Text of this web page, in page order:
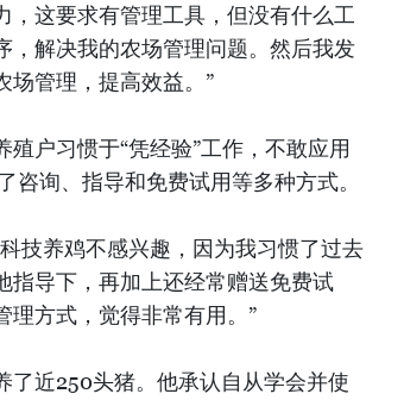
这要求有管理工具，但没有什么工
，解决我的农场管理问题。然后我发
场管理，提高效益。”
户习惯于“凭经验”工作，不敢应用
询、指导和免费试用等多种方式。
技养鸡不感兴趣，因为我习惯了过去
指导下，再加上还经常赠送免费试
理方式，觉得非常有用。”
了近250头猪。他承认自从学会并使